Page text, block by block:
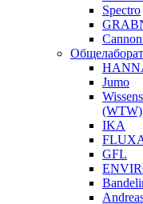
Spectro
Jumo
(WTW)
IKA
GFL